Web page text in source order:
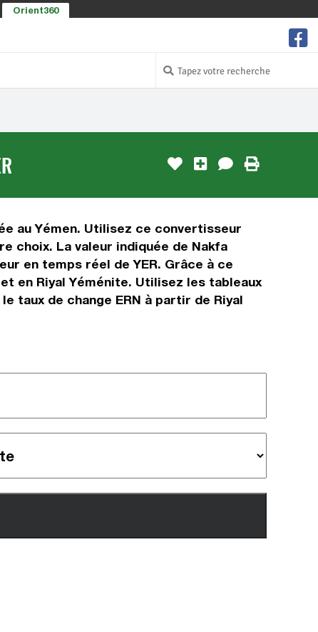
Orient360
au Yémen. Utilisez ce convertisseur
choix. La valeur indiquée de Nakfa
en temps réel de YER. Grâce à ce
en Riyal Yéménite. Utilisez les tableaux
taux de change ERN à partir de Riyal